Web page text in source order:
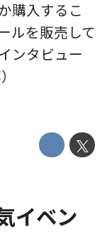
購入するこ
ルを販売して
ンタビュー
イベン